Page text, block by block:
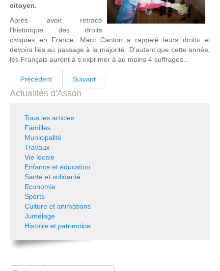
citoyen.
Après avoir retracé
l'historique des droits
civiques en France, Marc Canton a rappelé leurs droits et
devoirs liés au passage à la majorité. D'autant que cette année,
les Français auront à s'exprimer à au moins 4 suffrages...
Précédent Suivant
Actualités d'Asson
Tous les articles
Familles
Municipalité
Travaux
Vie locale
Enfance et éducation
Santé et solidarité
Economie
Sports
Culture et animations
Jumelage
Histoire et patrimoine
Rechercher